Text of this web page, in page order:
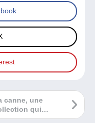
canne, une
qui
!